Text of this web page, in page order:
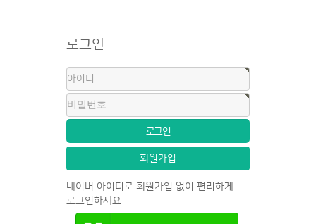
로그인
회원가입
네이버 아이디로 회원가입 없이 편리하게
로그인하세요.